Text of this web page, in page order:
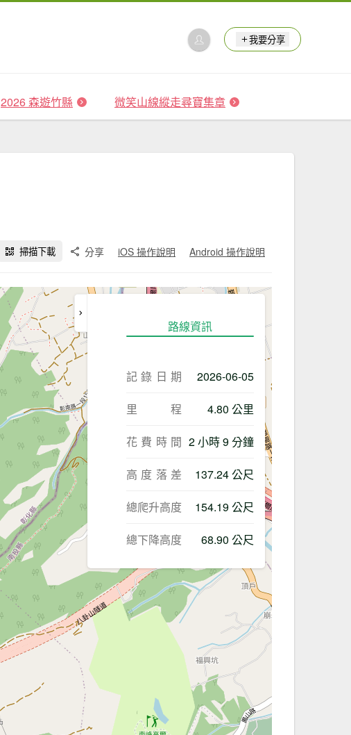
我要分享
2026 森遊竹縣 微笑山線縱走尋寶集章
掃描下載 分享 iOS 操作說明 Android 操作說明
路線資訊
記錄日期 2026-06-05
里程 4.80 公里
花費時間 2 小時 9 分鐘
高度落差 137.24 公尺
總爬升高度 154.19 公尺
總下降高度 68.90 公尺